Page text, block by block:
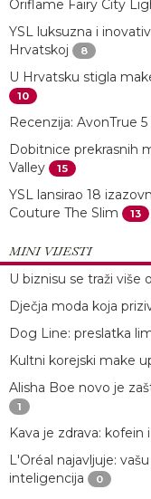
Oriflame Fairy City
YSL luksuzna i
Hrvatskoj
8
U Hrvatsku stigla
10
Recenzija: AvonTrue
Dobitnice prekrasnih
Valley
15
YSL lansirao 18
Couture The Slim
13
MINI VIJESTI
U biznisu se traži više
Dječja moda koja
Dog Line: preslatka
Kultni korejski make
Alisha Boe novo je
1
Kava je zdrava: kofein
L'Oréal najavljuje:
inteligencija
0